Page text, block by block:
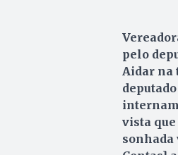
pelo
Aidar na
vista que
sonhada